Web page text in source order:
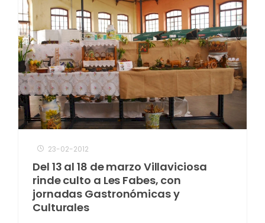
23-02-2012
Del 13 al 18 de marzo Villaviciosa
rinde culto a Les Fabes, con
jornadas Gastronómicas y
Culturales